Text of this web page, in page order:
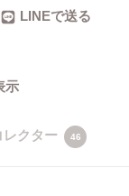
LINEで送る
示
レクター 46